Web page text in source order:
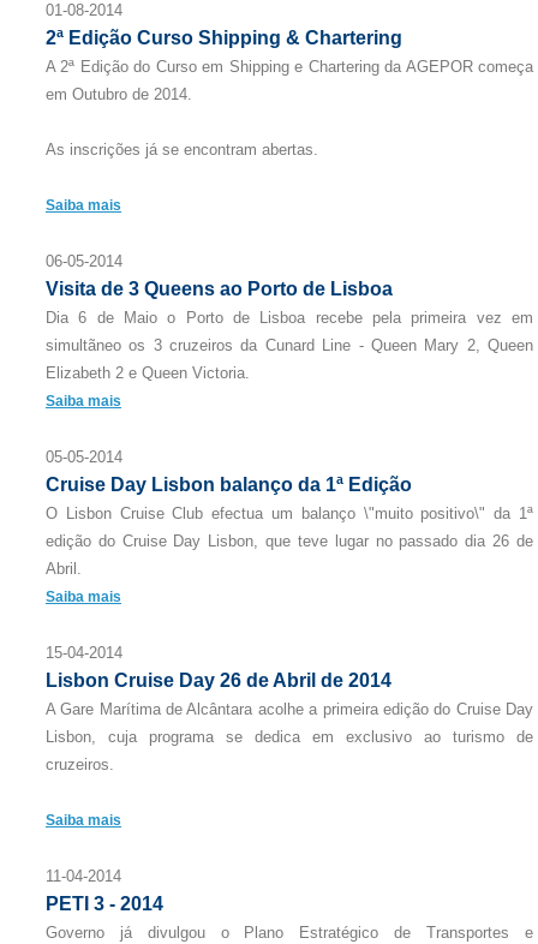
01-08-2014
2ª Edição Curso Shipping & Chartering
A 2ª Edição do Curso em Shipping e Chartering da AGEPOR começa
em Outubro de 2014.
As inscrições já se encontram abertas.
Saiba mais
06-05-2014
Visita de 3 Queens ao Porto de Lisboa
Dia 6 de Maio o Porto de Lisboa recebe pela primeira vez em
simultãneo os 3 cruzeiros da Cunard Line - Queen Mary 2, Queen
Elizabeth 2 e Queen Victoria.
Saiba mais
05-05-2014
Cruise Day Lisbon balanço da 1ª Edição
O Lisbon Cruise Club efectua um balanço \"muito positivo\" da 1ª
edição do Cruise Day Lisbon, que teve lugar no passado dia 26 de
Abril.
Saiba mais
15-04-2014
Lisbon Cruise Day 26 de Abril de 2014
A Gare Marítima de Alcântara acolhe a primeira edição do Cruise Day
Lisbon, cuja programa se dedica em exclusivo ao turismo de
cruzeiros.
Saiba mais
11-04-2014
PETI 3 - 2014
Governo já divulgou o Plano Estratégico de Transportes e